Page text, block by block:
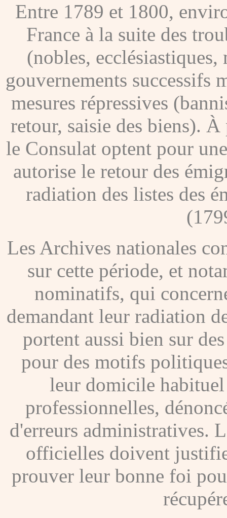
Entre 1789 et 1800,
France à la suite des
(nobles,
gouvernements successifs
mesures répressives
retour, saisie des biens).
le Consulat optent pour
autorise le retour des
radiation des listes des
Les Archives nationales
sur cette période, et
nominatifs, qui
demandant leur radiation
portent aussi bien sur
pour des motifs
leur domicile
professionnelles,
d'erreurs administratives.
officielles doivent
prouver leur bonne foi